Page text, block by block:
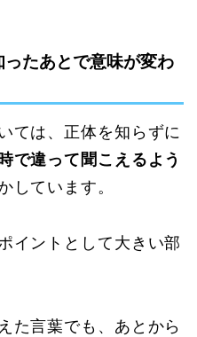
たあとで意味が変わ
ては、正体を知らずに
で違って聞こえるよう
しています。
イントとして大きい部
た言葉でも、あとから